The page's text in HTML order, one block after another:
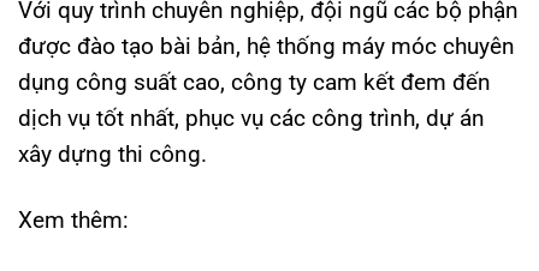
Với quy trình chuyên nghiệp, đội ngũ các bộ phận
được đào tạo bài bản, hệ thống máy móc chuyên
dụng công suất cao, công ty cam kết đem đến
dịch vụ tốt nhất, phục vụ các công trình, dự án
xây dựng thi công.
Xem thêm: